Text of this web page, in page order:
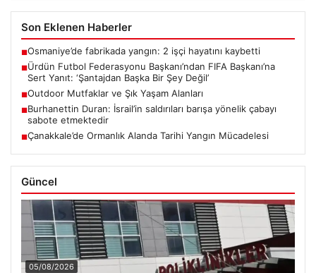
Son Eklenen Haberler
■Osmaniye’de fabrikada yangın: 2 işçi hayatını kaybetti
■Ürdün Futbol Federasyonu Başkanı’ndan FIFA Başkanı’na
Sert Yanıt: ‘Şantajdan Başka Bir Şey Değil’
■Outdoor Mutfaklar ve Şık Yaşam Alanları
■Burhanettin Duran: İsrail’in saldırıları barışa yönelik çabayı
sabote etmektedir
■Çanakkale’de Ormanlık Alanda Tarihi Yangın Mücadelesi
Güncel
05/08/2026